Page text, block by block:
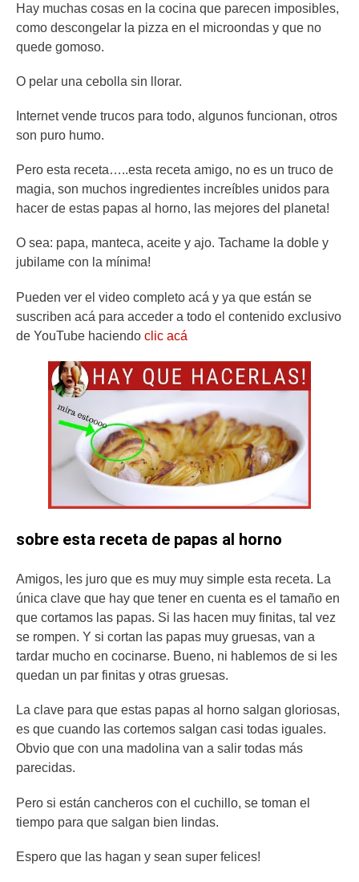
Hay muchas cosas en la cocina que parecen imposibles,
como descongelar la pizza en el microondas y que no
quede gomoso.
O pelar una cebolla sin llorar.
Internet vende trucos para todo, algunos funcionan, otros
son puro humo.
Pero esta receta…..esta receta amigo, no es un truco de
magia, son muchos ingredientes increíbles unidos para
hacer de estas papas al horno, las mejores del planeta!
O sea: papa, manteca, aceite y ajo. Tachame la doble y
jubilame con la mínima!
Pueden ver el video completo acá y ya que están se
suscriben acá para acceder a todo el contenido exclusivo
de YouTube haciendo clic acá
sobre esta receta de papas al horno
Amigos, les juro que es muy muy simple esta receta. La
única clave que hay que tener en cuenta es el tamaño en
que cortamos las papas. Si las hacen muy finitas, tal vez
se rompen. Y si cortan las papas muy gruesas, van a
tardar mucho en cocinarse. Bueno, ni hablemos de si les
quedan un par finitas y otras gruesas.
La clave para que estas papas al horno salgan gloriosas,
es que cuando las cortemos salgan casi todas iguales.
Obvio que con una madolina van a salir todas más
parecidas.
Pero si están cancheros con el cuchillo, se toman el
tiempo para que salgan bien lindas.
Espero que las hagan y sean super felices!